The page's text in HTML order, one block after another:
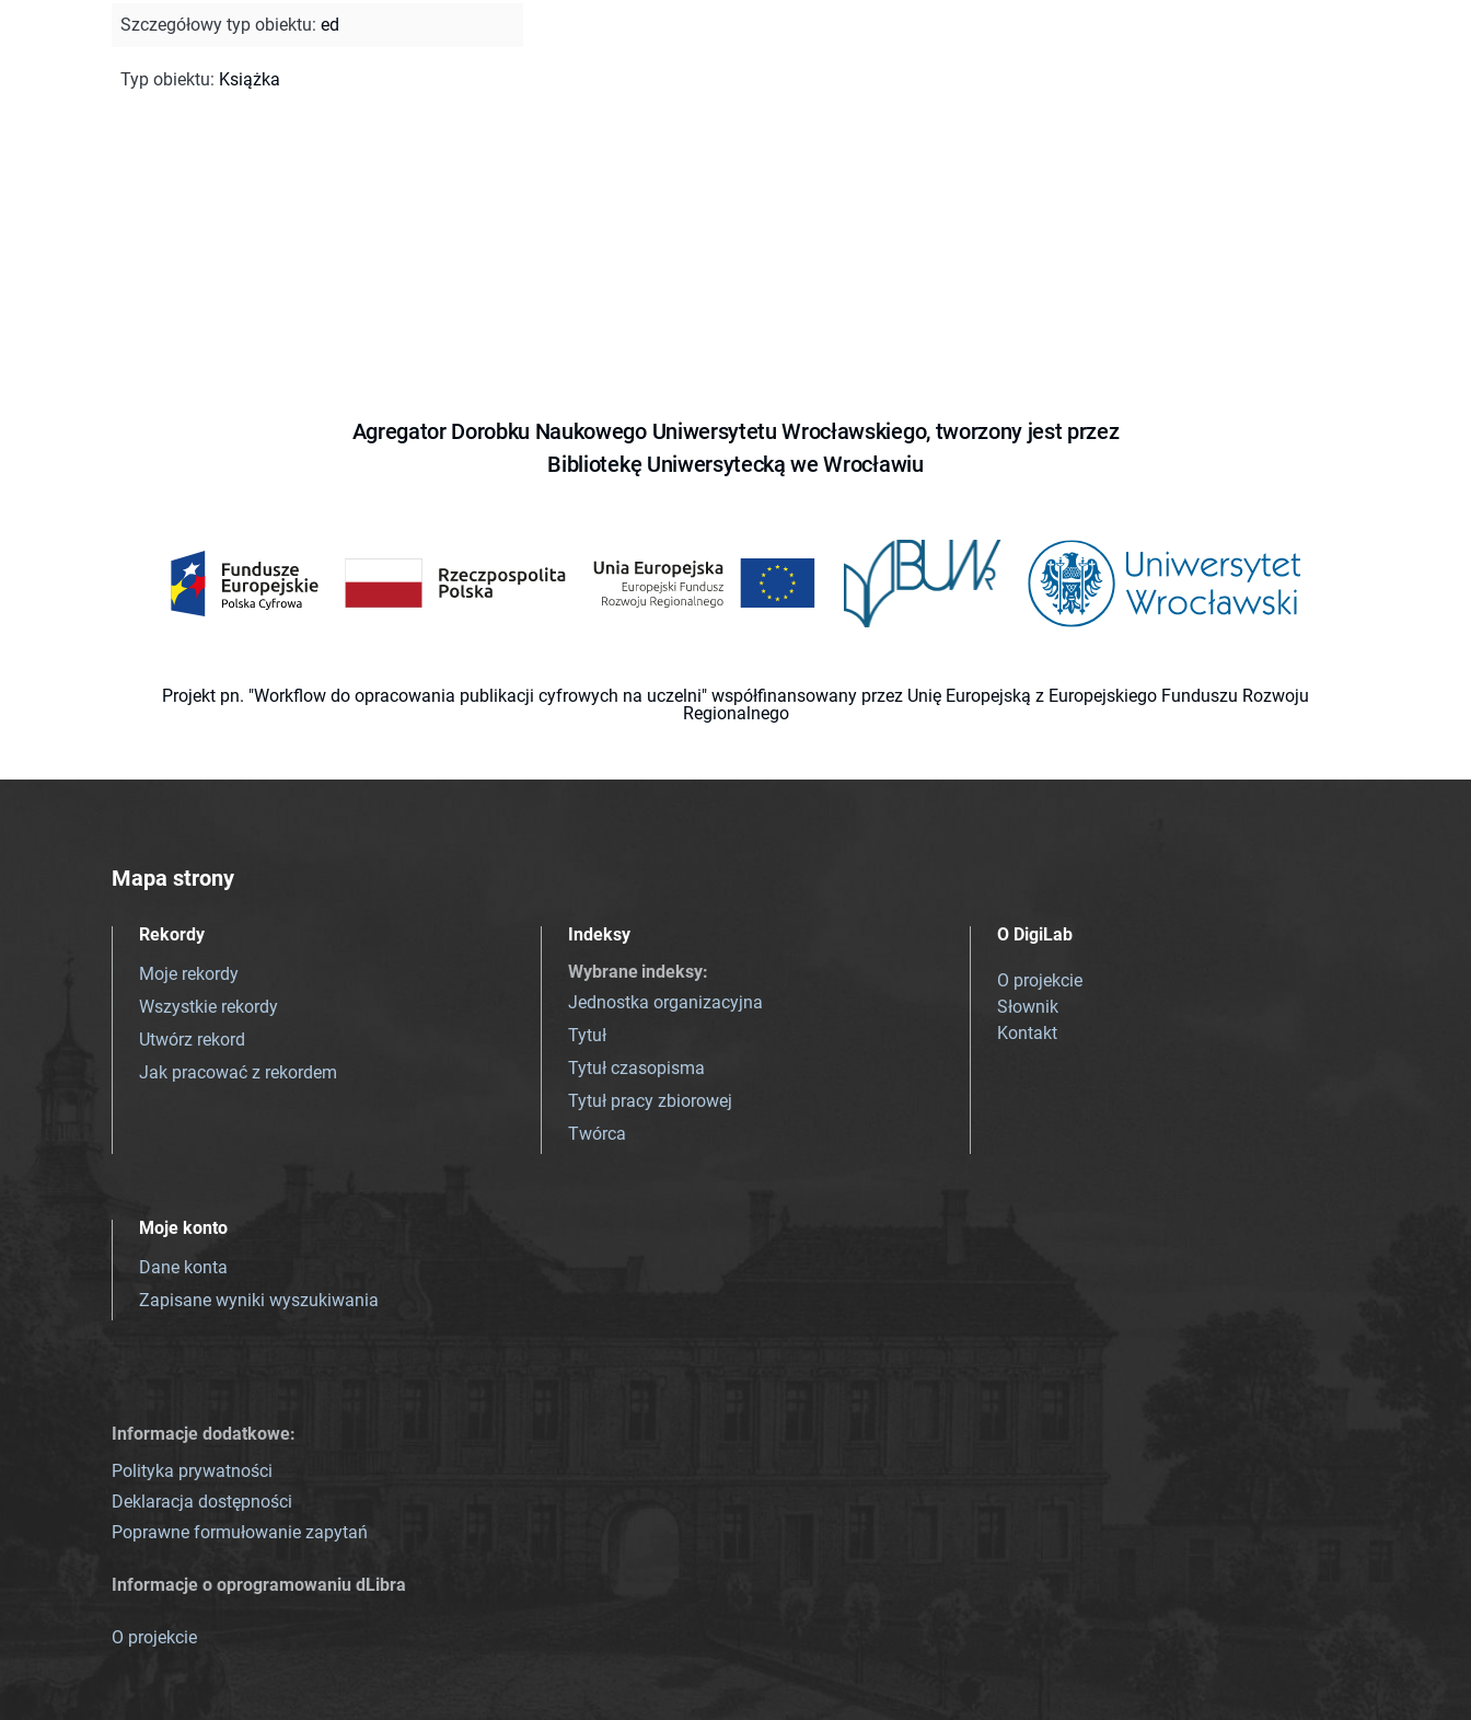
Szczegółowy typ obiektu: ed
Typ obiektu: Książka
Agregator Dorobku Naukowego Uniwersytetu Wrocławskiego, tworzony jest przez
Bibliotekę Uniwersytecką we Wrocławiu
Projekt pn. "Workflow do opracowania publikacji cyfrowych na uczelni" współfinansowany przez Unię Europejską z Europejskiego Funduszu Rozwoju
Regionalnego
Mapa strony
Rekordy
Moje rekordy
Wszystkie rekordy
Utwórz rekord
Jak pracować z rekordem
Indeksy
Wybrane indeksy:
Jednostka organizacyjna
Tytuł
Tytuł czasopisma
Tytuł pracy zbiorowej
Twórca
O DigiLab
O projekcie
Słownik
Kontakt
Moje konto
Dane konta
Zapisane wyniki wyszukiwania
Informacje dodatkowe:
Polityka prywatności
Deklaracja dostępności
Poprawne formułowanie zapytań
Informacje o oprogramowaniu dLibra
O projekcie